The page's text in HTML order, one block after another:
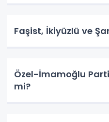
Faşist, İkiyüzlü ve
Özel-İmamoğlu
mi?